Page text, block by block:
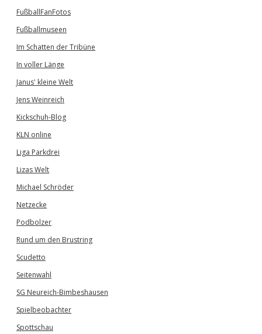
FußballFanFotos
Fußballmuseen
Im Schatten der Tribüne
In voller Länge
Janus' kleine Welt
Jens Weinreich
Kickschuh-Blog
KLN online
Liga Parkdrei
Lizas Welt
Michael Schröder
Netzecke
Podbolzer
Rund um den Brustring
Scudetto
Seitenwahl
SG Neureich-Bimbeshausen
Spielbeobachter
Spottschau